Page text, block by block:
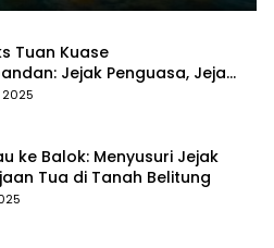
Tuan Kuase
Jejak Penguasa, Jejak
ke Balok: Menyusuri Jejak
Tua di Tanah Belitung